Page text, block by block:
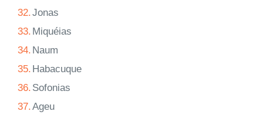
32.Jonas
33. Miquéias
34. Naum
35. Habacuque
36. Sofonias
37.Ageu